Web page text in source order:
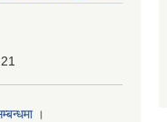
।